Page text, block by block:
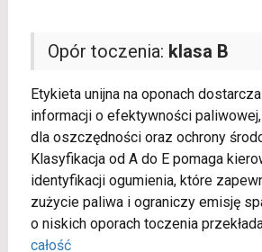
Opór toczenia: klasa B
Etykieta unijna na oponach
informacji o efektywności
dla oszczędności oraz ochrony
Klasyfikacja od A do E pomaga
identyfikacji ogumienia, które
zużycie paliwa i ograniczy emisję
o niskich oporach toczenia
całość